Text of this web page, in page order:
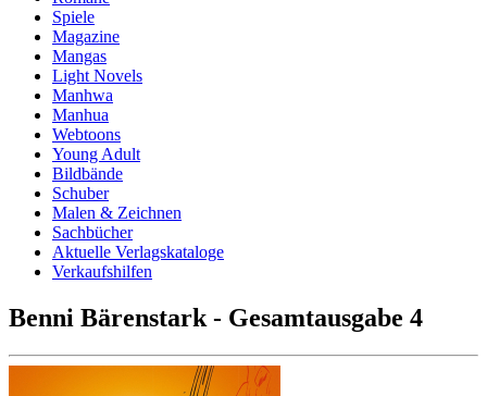
Spiele
Magazine
Mangas
Light Novels
Manhwa
Manhua
Webtoons
Young Adult
Bildbände
Schuber
Malen & Zeichnen
Sachbücher
Aktuelle Verlagskataloge
Verkaufshilfen
Benni Bärenstark - Gesamtausgabe 4